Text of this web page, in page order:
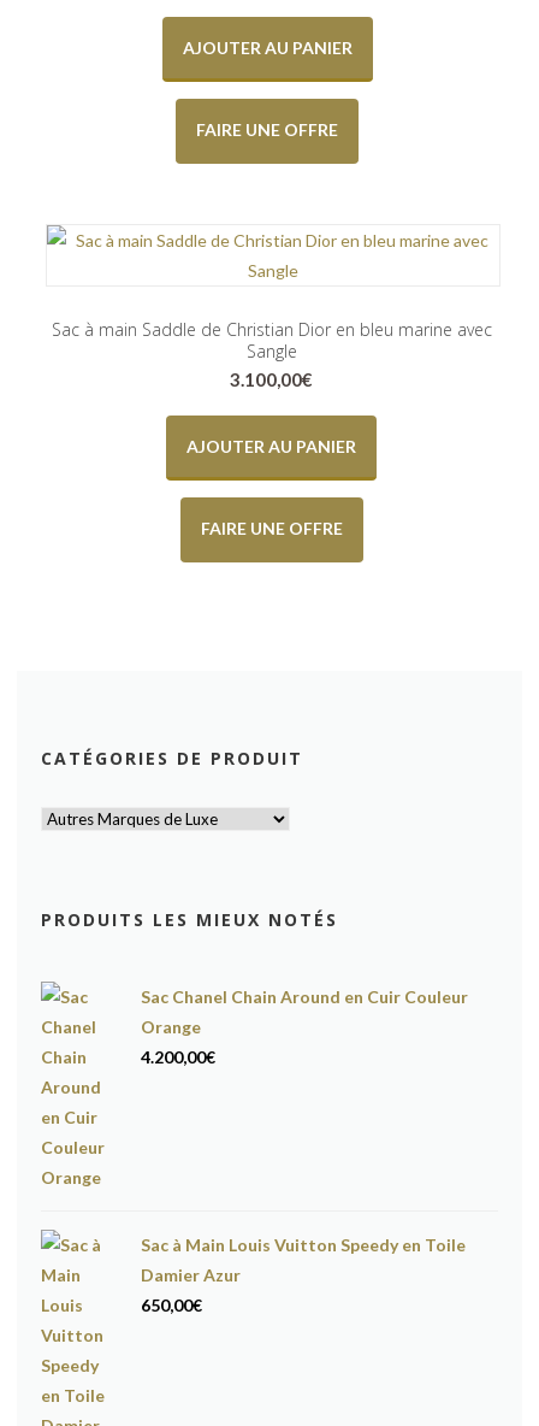
AJOUTER AU PANIER
FAIRE UNE OFFRE
Sac à main Saddle de Christian Dior en bleu marine avec
Sangle
3.100,00€
AJOUTER AU PANIER
FAIRE UNE OFFRE
CATÉGORIES DE PRODUIT
PRODUITS LES MIEUX NOTÉS
Sac Chanel Chain Around en Cuir Couleur
Orange
4.200,00€
Sac à Main Louis Vuitton Speedy en Toile
Damier Azur
650,00€